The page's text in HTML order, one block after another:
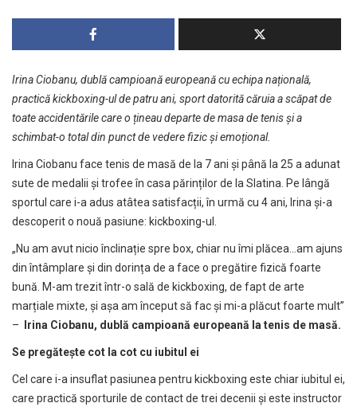
Irina Ciobanu, dublă campioană europeană cu echipa națională,
practică kickboxing-ul de patru ani, sport datorită căruia a scăpat de
toate accidentările care o țineau departe de masa de tenis și a
schimbat-o total din punct de vedere fizic și emoțional.
Irina Ciobanu face tenis de masă de la 7 ani și până la 25 a adunat
sute de medalii și trofee în casa părinților de la Slatina. Pe lângă
sportul care i-a adus atâtea satisfacții, în urmă cu 4 ani, Irina și-a
descoperit o nouă pasiune: kickboxing-ul.
„Nu am avut nicio înclinație spre box, chiar nu îmi plăcea…am ajuns
din întâmplare și din dorința de a face o pregătire fizică foarte
bună. M-am trezit într-o sală de kickboxing, de fapt de arte
marțiale mixte, și așa am început să fac și mi-a plăcut foarte mult”
–
Irina Ciobanu, dublă campioană europeană la tenis de masă.
Se pregătește cot la cot cu iubitul ei
Cel care i-a insuflat pasiunea pentru kickboxing este chiar iubitul ei,
care practică sporturile de contact de trei decenii și este instructor